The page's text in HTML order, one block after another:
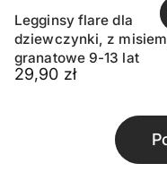
Legginsy flare dla
dziewczynki, z
granatowe 9-13 lat
29,90 zł